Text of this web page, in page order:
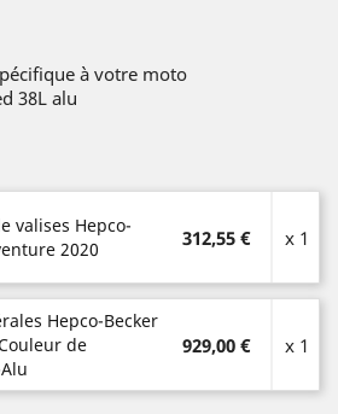
à votre moto
38L alu
valises Hepco-
2020
312,55 € x 1
Hepco-Becker
de
929,00 € x 1